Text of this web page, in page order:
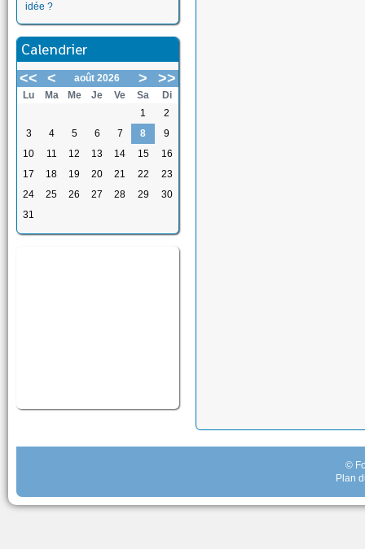
idée ?
Calendrier
<< < août 2026 > >>
Lu Ma Me Je Ve Sa
Di
1
2
3
4 5 6 7 8
9
10
11 12 13 14 15
16
17
18 19 20 21 22
23
24
25 26 27 28 29
30
31
©
Plan